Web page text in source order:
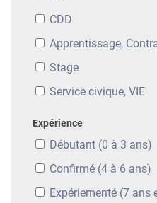
CDD
Apprentissage,
Stage
Service civique, VIE
Expérience
Débutant (0 à 3 ans)
Confirmé (4 à 6 ans)
Expériementé (7 ans